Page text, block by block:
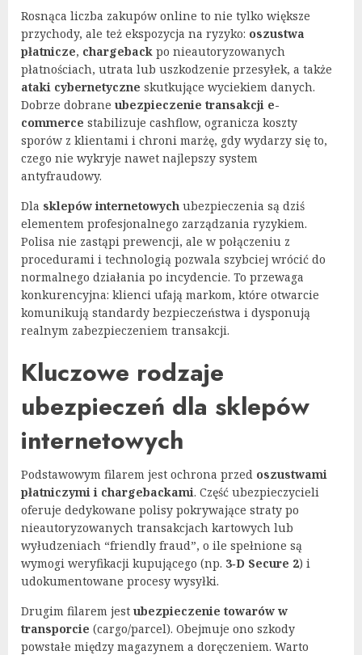
Rosnąca liczba zakupów online to nie tylko większe
przychody, ale też ekspozycja na ryzyko: oszustwa
płatnicze, chargeback po nieautoryzowanych
płatnościach, utrata lub uszkodzenie przesyłek, a także
ataki cybernetyczne skutkujące wyciekiem danych.
Dobrze dobrane ubezpieczenie transakcji e-
commerce stabilizuje cashflow, ogranicza koszty
sporów z klientami i chroni marżę, gdy wydarzy się to,
czego nie wykryje nawet najlepszy system
antyfraudowy.
Dla sklepów internetowych ubezpieczenia są dziś
elementem profesjonalnego zarządzania ryzykiem.
Polisa nie zastąpi prewencji, ale w połączeniu z
procedurami i technologią pozwala szybciej wrócić do
normalnego działania po incydencie. To przewaga
konkurencyjna: klienci ufają markom, które otwarcie
komunikują standardy bezpieczeństwa i dysponują
realnym zabezpieczeniem transakcji.
Kluczowe rodzaje
ubezpieczeń dla sklepów
internetowych
Podstawowym filarem jest ochrona przed oszustwami
płatniczymi i chargebackami. Część ubezpieczycieli
oferuje dedykowane polisy pokrywające straty po
nieautoryzowanych transakcjach kartowych lub
wyłudzeniach “friendly fraud”, o ile spełnione są
wymogi weryfikacji kupującego (np. 3‑D Secure 2) i
udokumentowane procesy wysyłki.
Drugim filarem jest ubezpieczenie towarów w
transporcie (cargo/parcel). Obejmuje ono szkody
powstałe między magazynem a doręczeniem. Warto